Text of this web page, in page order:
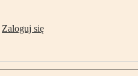
Zaloguj się